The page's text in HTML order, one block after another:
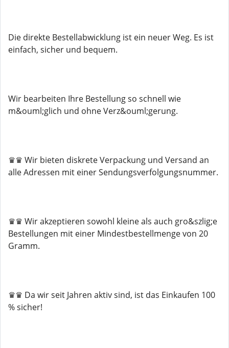
Die direkte Bestellabwicklung ist ein neuer Weg. Es ist
einfach, sicher und bequem.
Wir bearbeiten Ihre Bestellung so schnell wie
m&ouml;glich und ohne Verz&ouml;gerung.
♛♛ Wir bieten diskrete Verpackung und Versand an
alle Adressen mit einer Sendungsverfolgungsnummer.
♛♛ Wir akzeptieren sowohl kleine als auch gro&szlig;e
Bestellungen mit einer Mindestbestellmenge von 20
Gramm.
♛♛ Da wir seit Jahren aktiv sind, ist das Einkaufen 100
% sicher!